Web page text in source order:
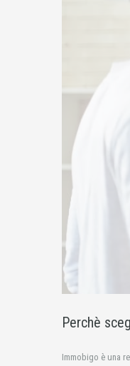
Perchè
Immobigo è una